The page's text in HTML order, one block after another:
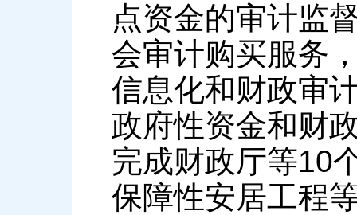
点资金的审计监
会审计购买服务
信息化和财政审
政府性资金和财
完成财政厅等10
保障性安居工程